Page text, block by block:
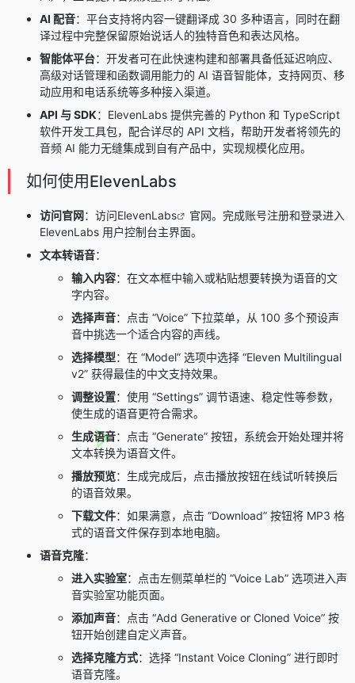
AI 配音：平台支持将内容一键翻译成 30 多种语言，同时在翻
译过程中完整保留原始说话人的独特音色和表达风格。
智能体平台：开发者可在此快速构建和部署具备低延迟响应、
高级对话管理和函数调用能力的 AI 语音智能体，支持网页、移
动应用和电话系统等多种接入渠道。
API 与 SDK：ElevenLabs 提供完善的 Python 和 TypeScript
软件开发工具包，配合详尽的 API 文档，帮助开发者将领先的
音频 AI 能力无缝集成到自有产品中，实现规模化应用。
如何使用ElevenLabs
访问官网：访问ElevenLabs
官网。完成账号注册和登录进入
ElevenLabs 用户控制台主界面。
文本转语音：
输入内容：在文本框中输入或粘贴想要转换为语音的文
字内容。
选择声音：点击 “Voice” 下拉菜单，从 100 多个预设声
音中挑选一个适合内容的声线。
选择模型：在 “Model” 选项中选择 “Eleven Multilingual
v2” 获得最佳的中文支持效果。
调整设置：使用 “Settings” 调节语速、稳定性等参数，
使生成的语音更符合需求。
生成语音：点击 “Generate” 按钮，系统会开始处理并将
文本转换为语音文件。
播放预览：生成完成后，点击播放按钮在线试听转换后
的语音效果。
下载文件：如果满意，点击 “Download” 按钮将 MP3 格
式的语音文件保存到本地电脑。
语音克隆：
进入实验室：点击左侧菜单栏的 “Voice Lab” 选项进入声
音实验室功能页面。
添加声音：点击 “Add Generative or Cloned Voice” 按
钮开始创建自定义声音。
选择克隆方式：选择 “Instant Voice Cloning” 进行即时
语音克隆。